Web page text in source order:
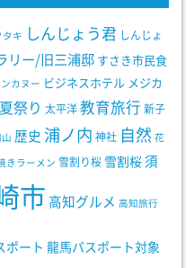
タキ しんじょう君 しんじょ
リー/旧三浦邸 すさき市民食
ンカヌー ビジネスホテル メジカ
夏祭り 太平洋 教育旅行 新子
山 歴史 浦ノ内 神社 自然 花
きラーメン 雪割り桜 雪割桜 須
市 高知グルメ 高知旅行
ポート 龍馬パスポート対象